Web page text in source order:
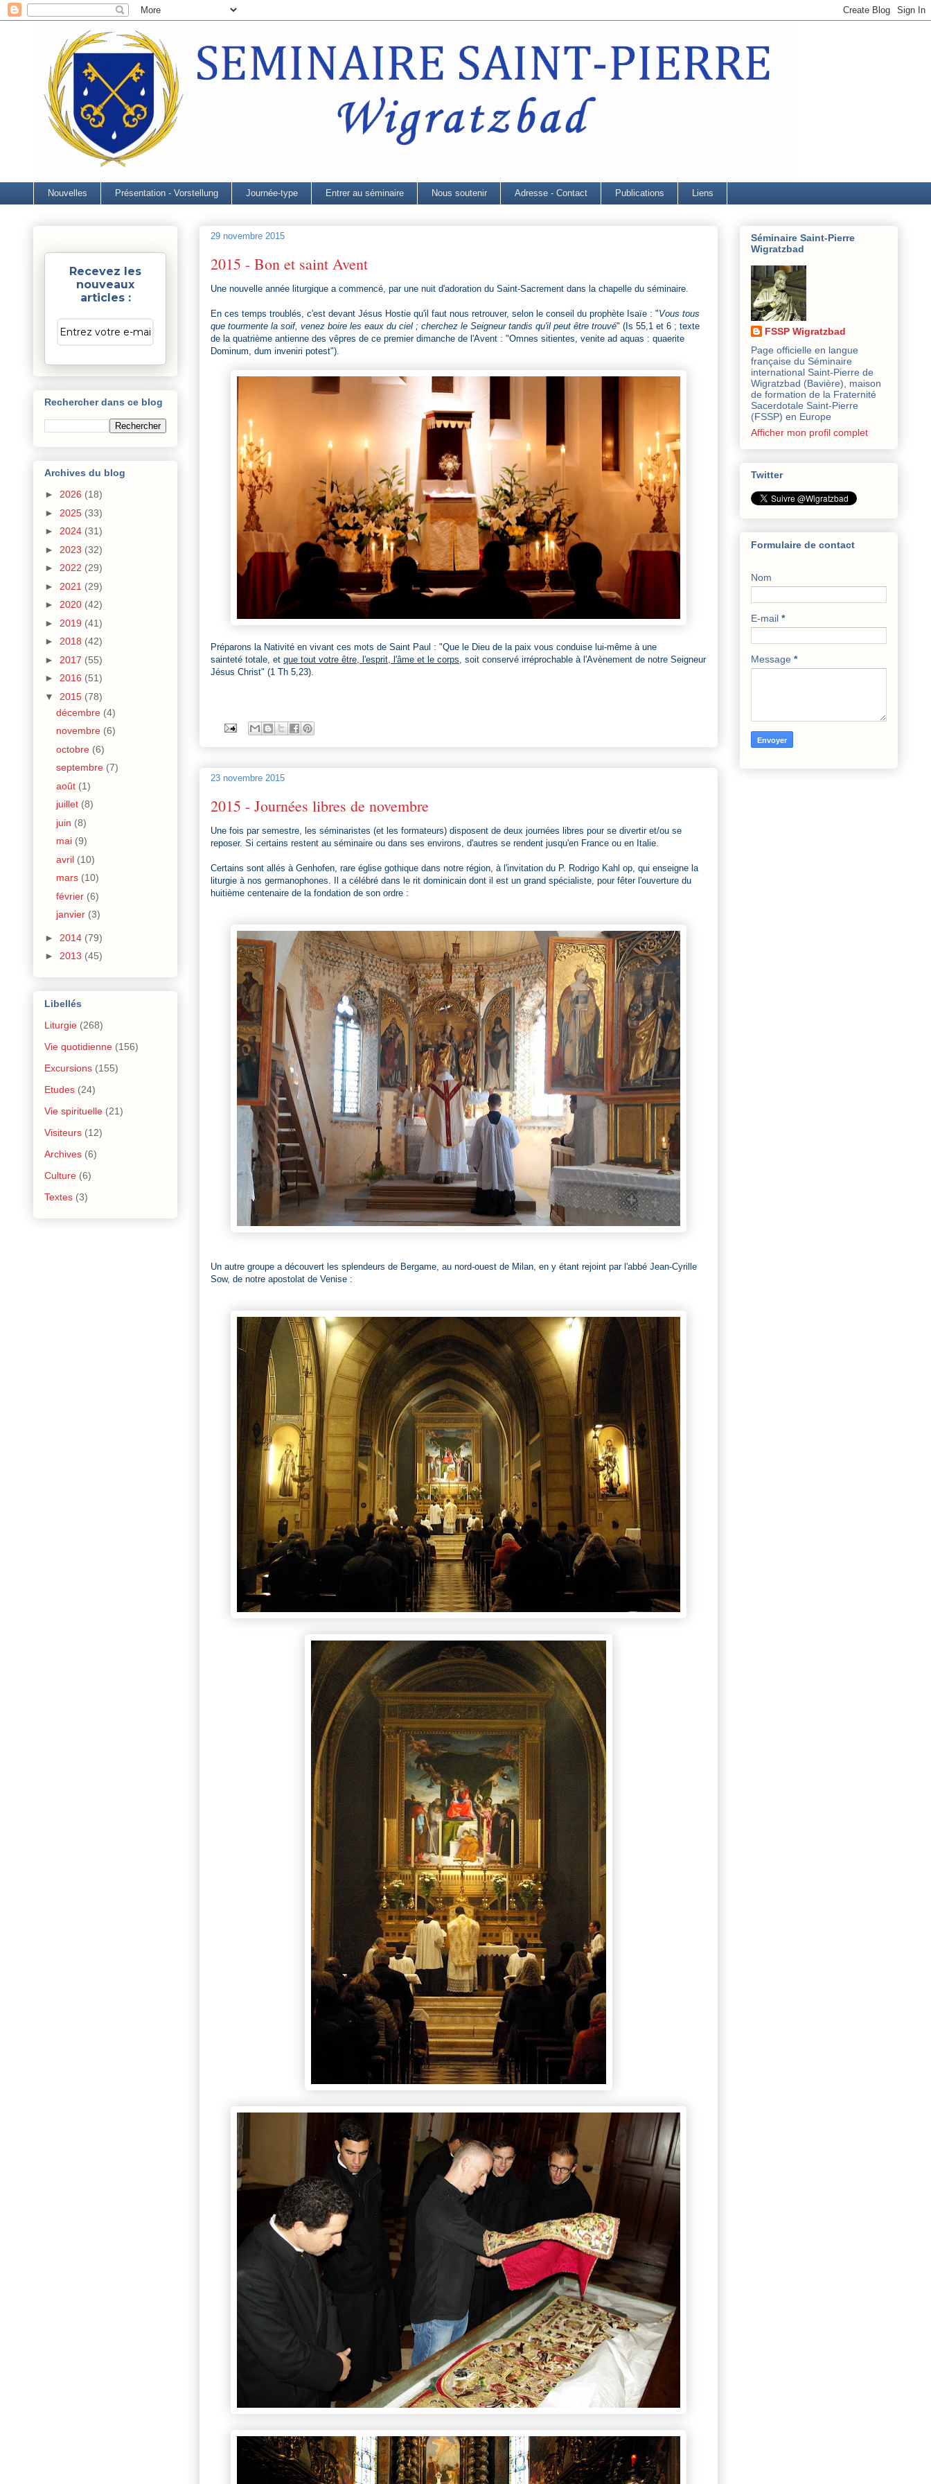
Nouvelles Présentation - Vorstellung Journée-type Entrer au séminaire Nous soutenir Adresse - Contact Publications Liens
29 novembre 2015
2015 - Bon et saint Avent
Une nouvelle année liturgique a commencé, par une nuit d'adoration du Saint-Sacrement dans la chapelle du séminaire.
En ces temps troublés, c'est devant Jésus Hostie qu'il faut nous retrouver, selon le conseil du prophète Isaïe : "Vous tous
que tourmente la soif, venez boire les eaux du ciel ; cherchez le Seigneur tandis qu'il peut être trouvé" (Is 55,1 et 6 ; texte
de la quatrième antienne des vêpres de ce premier dimanche de l'Avent : "Omnes sitientes, venite ad aquas : quaerite
Dominum, dum inveniri potest").
Préparons la Nativité en vivant ces mots de Saint Paul : "Que le Dieu de la paix vous conduise lui-même à une
sainteté totale, et que tout votre être, l'esprit, l'âme et le corps , soit conservé irréprochable à l'Avènement de notre Seigneur
Jésus Christ" (1 Th 5,23).
23 novembre 2015
2015 - Journées libres de novembre
Une fois par semestre, les séminaristes (et les formateurs) disposent de deux journées libres pour se divertir et/ou se
reposer. Si certains restent au séminaire ou dans ses environs, d'autres se rendent jusqu'en France ou en Italie.
Certains sont allés à Genhofen, rare église gothique dans notre région, à l'invitation du P. Rodrigo Kahl op, qui enseigne la
liturgie à nos germanophones. Il a célébré dans le rit dominicain dont il est un grand spécialiste, pour fêter l'ouverture du
huitième centenaire de la fondation de son ordre :
Un autre groupe a découvert les splendeurs de Bergame, au nord-ouest de Milan, en y étant rejoint par l'abbé Jean-Cyrille
Sow, de notre apostolat de Venise :
Recevez les
nouveaux
articles :
Rechercher dans ce blog
Archives du blog
► 2026 (18)
► 2025 (33)
► 2024 (31)
► 2023 (32)
► 2022 (29)
► 2021 (29)
► 2020 (42)
► 2019 (41)
► 2018 (42)
► 2017 (55)
► 2016 (51)
▼ 2015 (78)
décembre (4)
novembre (6)
octobre (6)
septembre (7)
août (1)
juillet (8)
juin (8)
mai (9)
avril (10)
mars (10)
février (6)
janvier (3)
► 2014 (79)
► 2013 (45)
Libellés
Liturgie (268)
Vie quotidienne (156)
Excursions (155)
Etudes (24)
Vie spirituelle (21)
Visiteurs (12)
Archives (6)
Culture (6)
Textes (3)
Séminaire Saint-Pierre
Wigratzbad
FSSP Wigratzbad
Page officielle en langue
française du Séminaire
international Saint-Pierre de
Wigratzbad (Bavière), maison
de formation de la Fraternité
Sacerdotale Saint-Pierre
(FSSP) en Europe
Afficher mon profil complet
Twitter
Formulaire de contact
Nom
E-mail *
Message *